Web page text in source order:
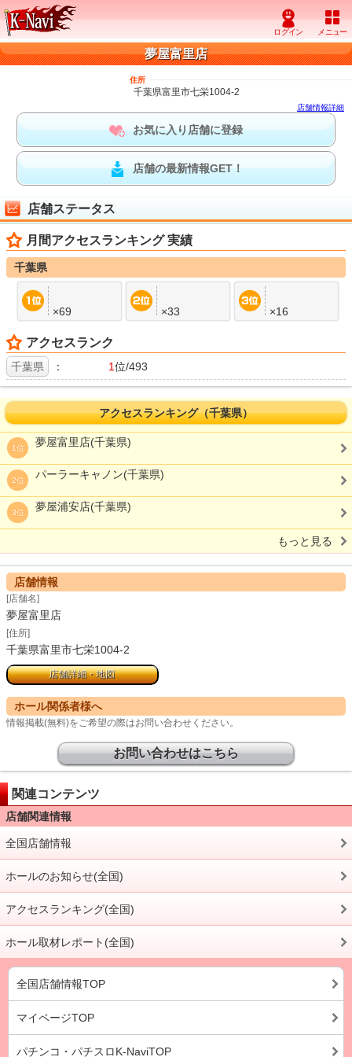
夢屋富里店
住所
千葉県富里市七栄1004-2
店舗情報詳細
お気に入り店舗に登録
店舗の最新情報GET！
店舗ステータス
月間アクセスランキング 実績
千葉県
×69 ×33 ×16
アクセスランク
千葉県 ： 1位/493
アクセスランキング（千葉県）
1位 夢屋富里店(千葉県)
2位 パーラーキャノン(千葉県)
3位 夢屋浦安店(千葉県)
もっと見る
店舗情報
[店舗名]
夢屋富里店
[住所]
千葉県富里市七栄1004-2
店舗詳細・地図
ホール関係者様へ
情報掲載(無料)をご希望の際はお問い合わせください。
お問い合わせはこちら
関連コンテンツ
店舗関連情報
全国店舗情報
ホールのお知らせ(全国)
アクセスランキング(全国)
ホール取材レポート(全国)
全国店舗情報TOP
マイページTOP
パチンコ・パチスロK-NaviTOP